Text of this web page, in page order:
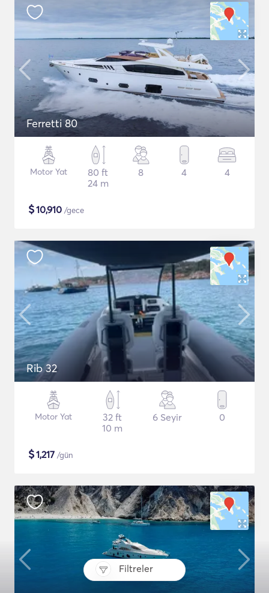
Filtreler
Ferretti 80
Motor Yat
80 ft
24 m
8 4 4
$10,910 /gece
Rib 32
Motor Yat
32 ft
10 m
6 Seyir 0
$1,217 /gün